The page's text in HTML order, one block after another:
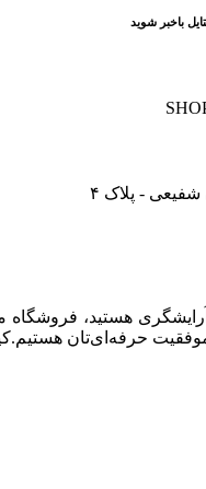
باخبر شوید
شفیعی - پلاک ۴
هستید، فروشگاه
حرفه‌ای‌تان